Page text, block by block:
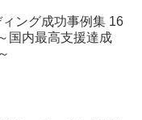
ング成功事例集 16
国内最高支援達成